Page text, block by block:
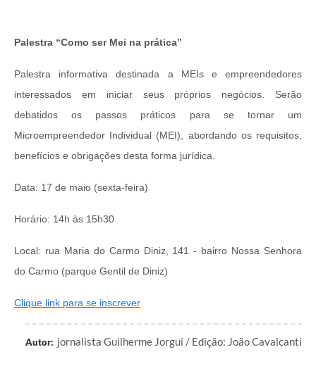
Palestra “Como ser Mei na prática”
Palestra informativa destinada a MEIs e empreendedores
interessados em iniciar seus próprios negócios. Serão
debatidos os passos práticos para se tornar um
Microempreendedor Individual (MEI), abordando os requisitos,
benefícios e obrigações desta forma jurídica.
Data: 17 de maio (sexta-feira)
Horário: 14h às 15h30
Local: rua Maria do Carmo Diniz, 141 - bairro Nossa Senhora
do Carmo (parque Gentil de Diniz)
Clique link para se inscrever
Autor: jornalista Guilherme Jorgui / Edição: João Cavalcanti